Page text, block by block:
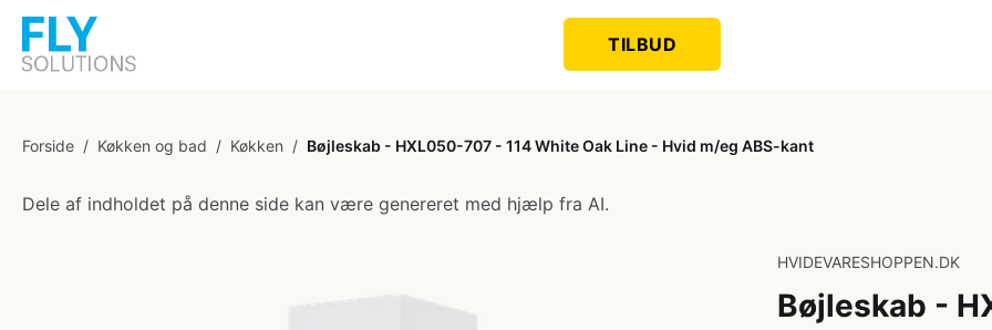
TILBUD
Forside / Køkken og bad / Køkken / Bøjleskab - HXL050-707 - 114 White Oak Line - Hvid m/eg ABS-kant
Dele af indholdet på denne side kan være genereret med hjælp fra AI.
HVIDEVARESHOPPEN.DK
Bøjleskab -